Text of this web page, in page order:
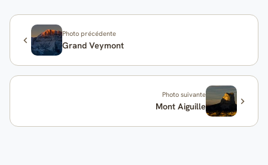
Photo précédente
Grand Veymont
Photo suivante
Mont Aiguille